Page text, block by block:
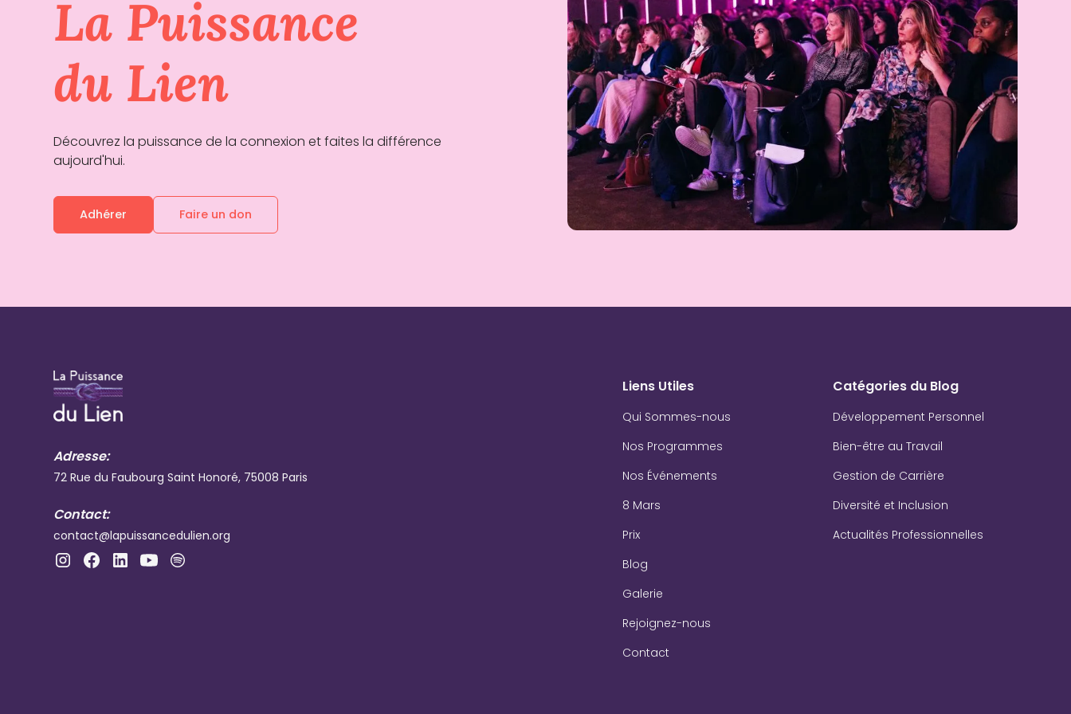
La Puissance
du Lien
Découvrez la puissance de la connexion et faites la différence
aujourd'hui.
Adhérer Faire un don
Adresse:
72 Rue du Faubourg Saint Honoré, 75008 Paris
Contact:
contact@lapuissancedulien.org
Liens Utiles
Qui Sommes-nous
Nos Programmes
Nos Événements
8 Mars
Prix
Blog
Galerie
Rejoignez-nous
Contact
Catégories du Blog
Développement Personnel
Bien-être au Travail
Gestion de Carrière
Diversité et Inclusion
Actualités Professionnelles